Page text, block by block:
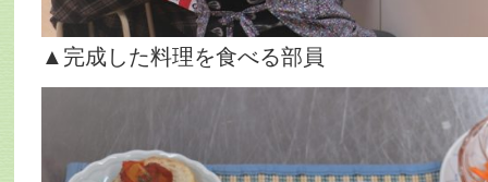
▲完成した料理を食べる部員